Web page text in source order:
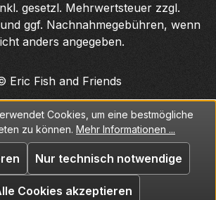
gesetzl. Mehrwertsteuer zzgl.
ggf. Nachnahmegebühren, wenn
anders angegeben.
Eric Fish and Friends
Cookies, um eine bestmögliche
zu können. Mehr Informationen ...
Nur technisch notwendige
Cookies akzeptieren